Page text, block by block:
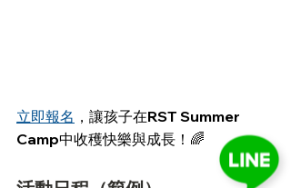
立即報名 ，讓孩子在RST Summer
Camp中收穫快樂與成長！🌈